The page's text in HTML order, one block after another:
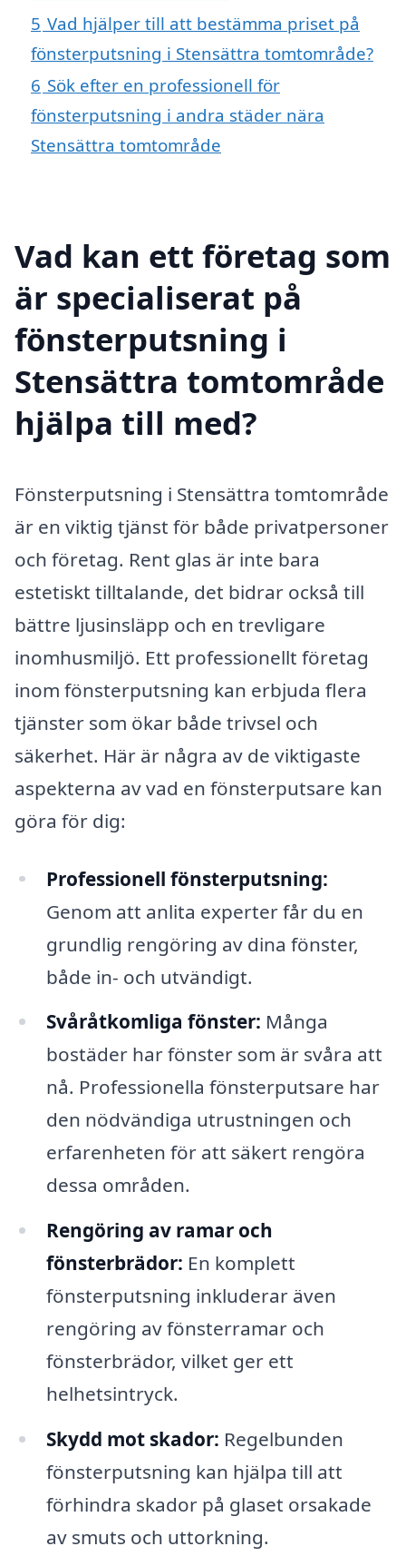
5 Vad hjälper till att bestämma priset på
fönsterputsning i Stensättra tomtområde?
6 Sök efter en professionell för
fönsterputsning i andra städer nära
Stensättra tomtområde
Vad kan ett företag som
är specialiserat på
fönsterputsning i
Stensättra tomtområde
hjälpa till med?
Fönsterputsning i Stensättra tomtområde
är en viktig tjänst för både privatpersoner
och företag. Rent glas är inte bara
estetiskt tilltalande, det bidrar också till
bättre ljusinsläpp och en trevligare
inomhusmiljö. Ett professionellt företag
inom fönsterputsning kan erbjuda flera
tjänster som ökar både trivsel och
säkerhet. Här är några av de viktigaste
aspekterna av vad en fönsterputsare kan
göra för dig:
Professionell fönsterputsning:
Genom att anlita experter får du en
grundlig rengöring av dina fönster,
både in- och utvändigt.
Svåråtkomliga fönster: Många
bostäder har fönster som är svåra att
nå. Professionella fönsterputsare har
den nödvändiga utrustningen och
erfarenheten för att säkert rengöra
dessa områden.
Rengöring av ramar och
fönsterbrädor: En komplett
fönsterputsning inkluderar även
rengöring av fönsterramar och
fönsterbrädor, vilket ger ett
helhetsintryck.
Skydd mot skador: Regelbunden
fönsterputsning kan hjälpa till att
förhindra skador på glaset orsakade
av smuts och uttorkning.